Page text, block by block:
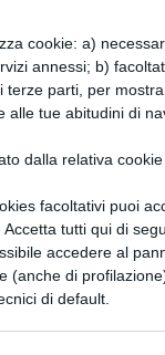
cookie: a)
annessi; b)
terze parti, per
alle tue abitudini di
dalla relativa cookie
facoltativi puoi
tutti qui di
accedere al
(anche di
di default.
, invece,
la danza tanto
ha
ballare
diRandall
prese con il
un quartiere
ad uno con
si attendono